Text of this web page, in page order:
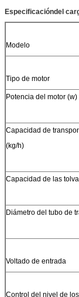
Especificacióndel
Modelo
Tipo de motor
Potencia del motor (w)
Capacidad de
(kg/h)
Capacidad de las
Diámetro del tubo de
Voltado de entrada
Control del nivel de